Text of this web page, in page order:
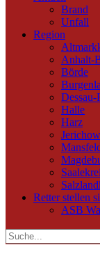
Brand
Unfall
Region
Anhalt-
Börde
Dessau-
Halle
Harz
Retter stellen
ASB